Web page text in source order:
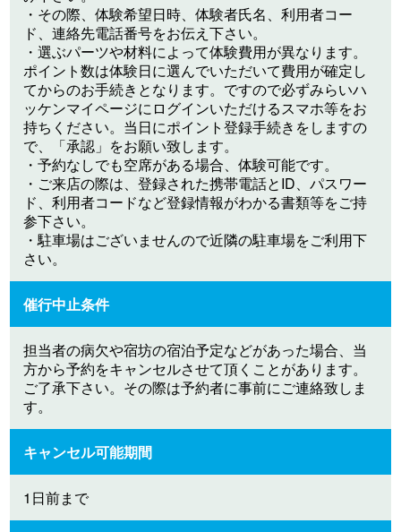
・その際、体験希望日時、体験者氏名、利用者コー
ド、連絡先電話番号をお伝え下さい。
・選ぶパーツや材料によって体験費用が異なります。
ポイント数は体験日に選んでいただいて費用が確定し
てからのお手続きとなります。ですので必ずみらいハ
ッケンマイページにログインいただけるスマホ等をお
持ちください。当日にポイント登録手続きをしますの
で、「承認」をお願い致します。
・予約なしでも空席がある場合、体験可能です。
・ご来店の際は、登録された携帯電話とID、パスワー
ド、利用者コードなど登録情報がわかる書類等をご持
参下さい。
・駐車場はございませんので近隣の駐車場をご利用下
さい。
催行中止条件
担当者の病欠や宿坊の宿泊予定などがあった場合、当
方から予約をキャンセルさせて頂くことがあります。
ご了承下さい。その際は予約者に事前にご連絡致しま
す。
キャンセル可能期間
1日前まで